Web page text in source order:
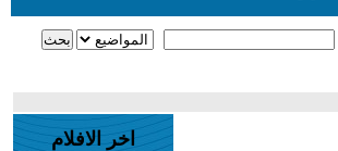
اخر الافلام